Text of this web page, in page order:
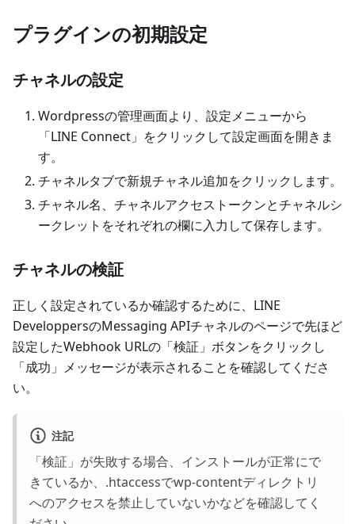
プラグインの初期設定
チャネルの設定
Wordpressの管理画面より、設定メニューから
「LINE Connect」をクリックして設定画面を開きま
す。
チャネルタブで新規チャネル追加をクリックします。
チャネル名、チャネルアクセストークンとチャネルシ
ークレットをそれぞれの欄に入力して保存します。
チャネルの検証
正しく設定されているか確認するために、LINE
DeveloppersのMessaging APIチャネルのページで先ほど
設定したWebhook URLの「検証」ボタンをクリックし
「成功」メッセージが表示されることを確認してくださ
い。
注記
「検証」が失敗する場合、インストールが正常にで
きているか、.htaccessでwp-contentディレクトリ
へのアクセスを禁止していないかなどを確認してく